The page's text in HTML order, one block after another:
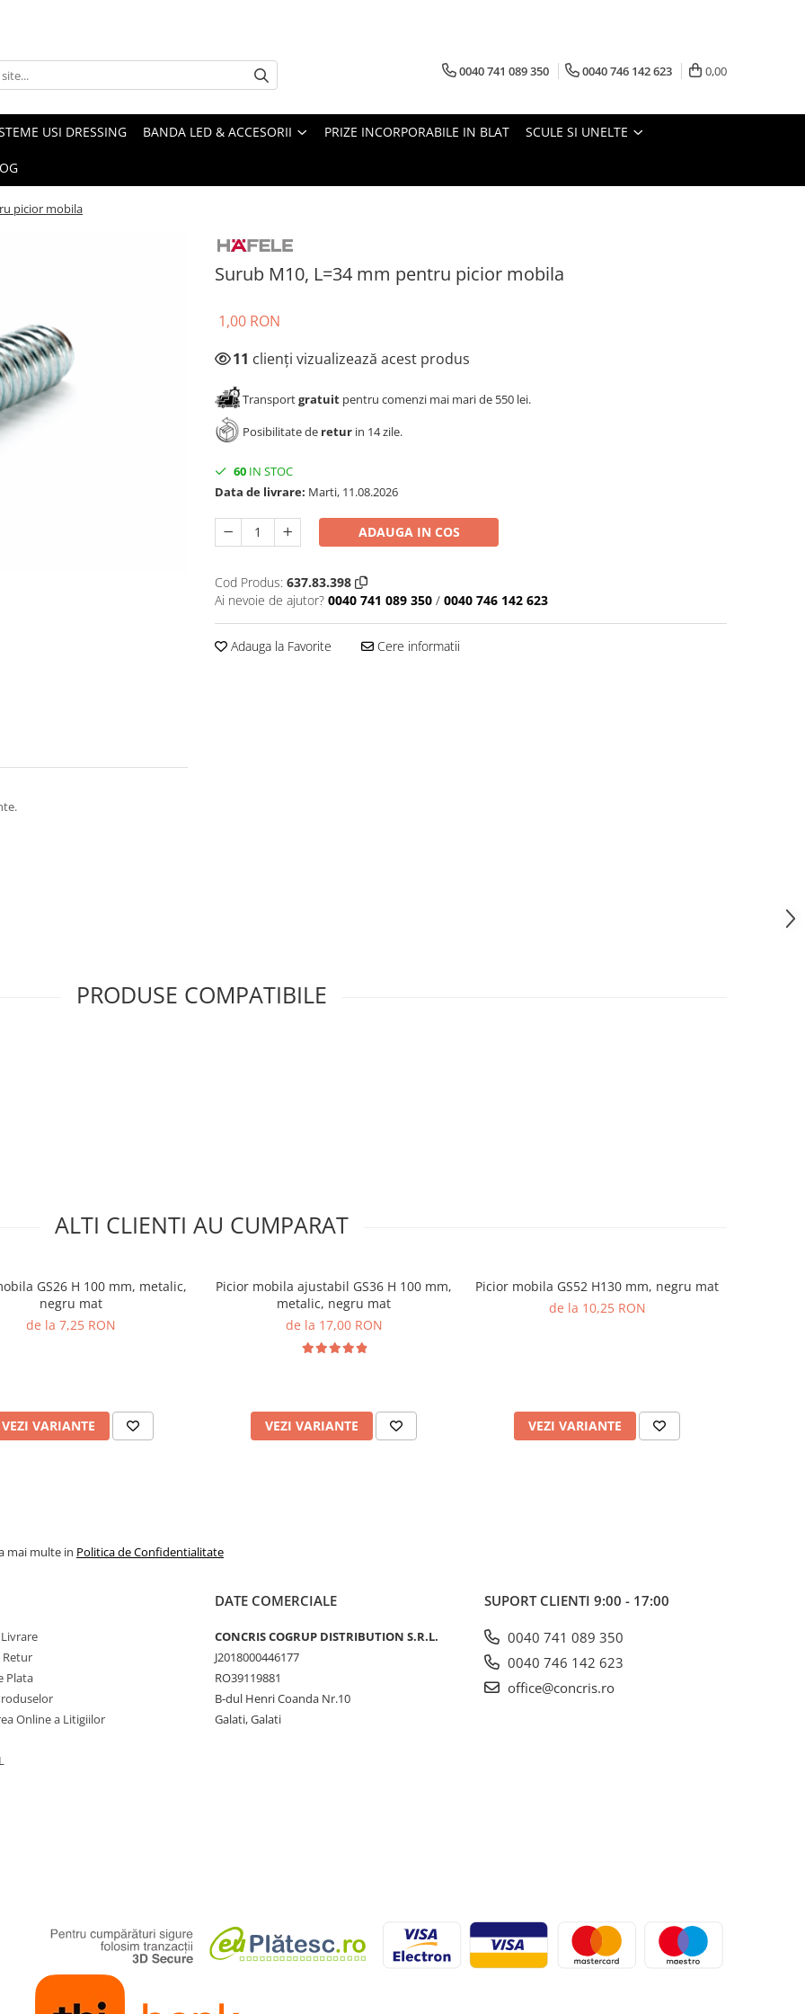
0040 741 089 350 0040 746 142 623 0,00
USI DRESSING BANDA LED & ACCESORII PRIZE INCORPORABILE IN BLAT SCULE SI UNELTE
picior mobila
Surub M10, L=34 mm pentru picior mobila
1,00 RON
11 clienți vizualizează acest produs
Transportgratuit pentru comenzi mai mari de 550 lei.
Posibilitate de retur in 14 zile.
60 IN STOC
Data de livrare: Marti, 11.08.2026
ADAUGA IN COS
Cod Produs: 637.83.398
Ai nevoie de ajutor? 0040 741 089 350 / 0040 746 142 623
Adauga la Favorite Cere informatii
PRODUSE COMPATIBILE
ALTI CLIENTI AU CUMPARAT
GS26 H 100 mm, metalic,
negru mat
de la 7,25 RON
VEZI VARIANTE
Picior mobila ajustabil GS36 H 100 mm,
metalic, negru mat
de la 17,00 RON
VEZI VARIANTE
Picior mobila GS52 H130 mm, negru mat
de la 10,25 RON
VEZI VARIANTE
mai multe in Politica de Confidentialitate
Retur
Plata
Online a Litigiilor
DATE COMERCIALE
CONCRIS COGRUP DISTRIBUTION S.R.L.
J2018000446177
RO39119881
B-dul Henri Coanda Nr.10
Galati, Galati
SUPORT CLIENTI 9:00 - 17:00
0040 741 089 350
0040 746 142 623
office@concris.ro